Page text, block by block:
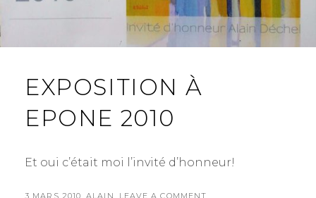
EXPOSITION À
EPONE 2010
Et oui c’était moi l’invité d’honneur!
POSTED
3 MARS 2010 BY
ALAIN LEAVE A COMMENT